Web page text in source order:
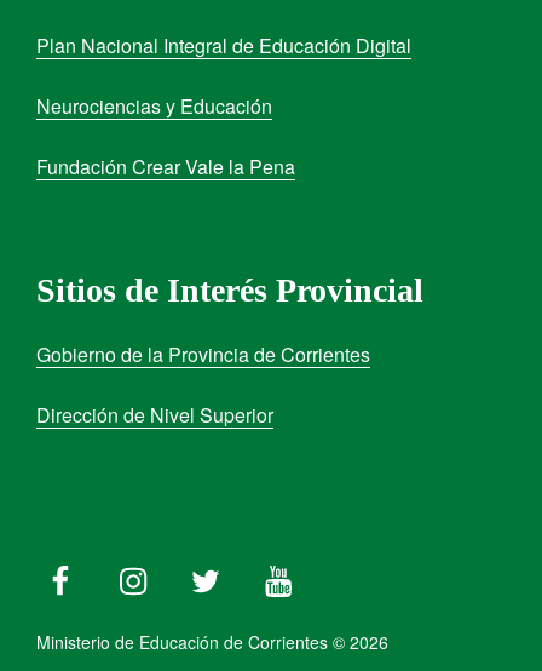
Plan Nacional Integral de Educación Digital
Neurociencias y Educación
Fundación Crear Vale la Pena
Sitios de Interés Provincial
Gobierno de la Provincia de Corrientes
Dirección de Nivel Superior
Ministerio de Educación de Corrientes © 2026